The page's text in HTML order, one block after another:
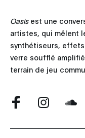
Oasisest une
artistes, qui mêlent
synthétiseurs,
verre soufflé
terrain de jeu